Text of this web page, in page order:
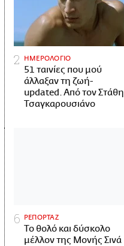
ΗΜΕΡΟΛΟΓΙΟ
51 ταινίες που μού
άλλαξαν τη ζωή-
updated. Aπό τον Στάθη
Τσαγκαρουσιάνο
ΡΕΠΟΡΤΑΖ
Το θολό και δύσκολο
μέλλον της Μονής Σινά